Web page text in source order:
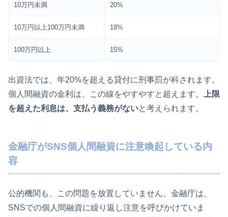
10万円未満 20%
10万円以上100万円未満 18%
100万円以上 15%
出資法では、年20%を超える貸付に刑事罰が科されます。
個人間融資の金利は、この線をやすやすと超えます。
上限
を超えた利息は、支払う義務がないと考えられます。
金融庁がSNS個人間融資に注意喚起している内
容
公的機関も、この問題を放置していません。金融庁は、
SNSでの個人間融資に繰り返し注意を呼びかけていま